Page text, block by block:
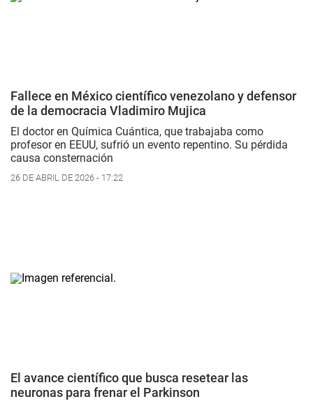
Fallece en México científico venezolano y defensor
de la democracia Vladimiro Mujica
El doctor en Química Cuántica, que trabajaba como
profesor en EEUU, sufrió un evento repentino. Su pérdida
causa consternación
26 DE ABRIL DE 2026 - 17:22
El avance científico que busca resetear las
neuronas para frenar el Parkinson